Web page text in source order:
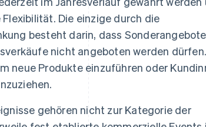
Die einzige durch die
besteht darin, dass
nicht angeboten werden dürfen.
neue Produkte einzuführen oder
gehören nicht zur Kategorie der